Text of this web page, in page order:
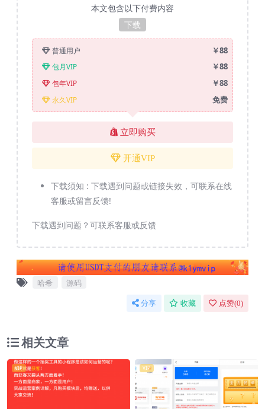
本文包含以下付费内容
下载
普通用户 ￥88
包月VIP ￥88
包年VIP ￥88
永久VIP 免费
立即购买
开通VIP
下载须知 : 下载遇到问题或链接失效，可联系在线
客服或留言反馈!
下载遇到问题？可联系客服或反馈
哈希 源码
分享 收藏 点赞(0)
相关文章
VIP VIP